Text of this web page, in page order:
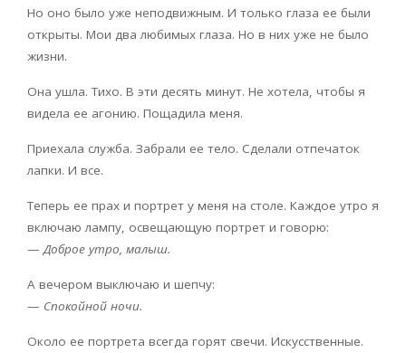
Но оно было уже неподвижным. И только глаза ее были
открыты. Мои два любимых глаза. Но в них уже не было
жизни.
Она ушла. Тихо. В эти десять минут. Не хотела, чтобы я
видела ее агонию. Пощадила меня.
Приехала служба. Забрали ее тело. Сделали отпечаток
лапки. И все.
Теперь ее прах и портрет у меня на столе. Каждое утро я
включаю лампу, освещающую портрет и говорю:
—Доброе утро, малыш.
А вечером выключаю и шепчу:
— Спокойной ночи.
Около ее портрета всегда горят свечи. Искусственные.